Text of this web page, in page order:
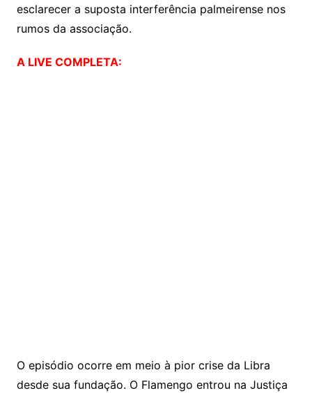
esclarecer a suposta interferência palmeirense nos
rumos da associação.
A LIVE COMPLETA:
O episódio ocorre em meio à pior crise da Libra
desde sua fundação. O Flamengo entrou na Justiça